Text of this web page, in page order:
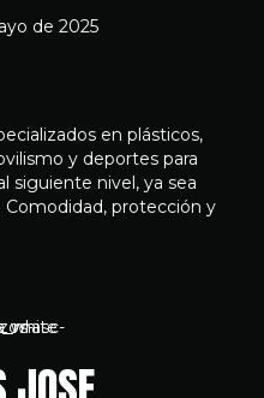
de 2025
en plásticos,
y deportes para
siguiente nivel, ya sea
Comodidad, protección y